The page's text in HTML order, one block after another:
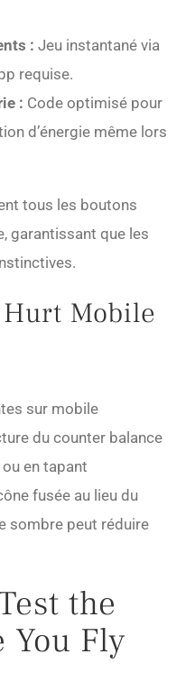
: Jeu instantané via
requise.
: Code optimisé pour
d’énergie même lors
tous les boutons
garantissant que les
Mobile
sur mobile
du counter balance
en tapant
fusée au lieu du
sombre peut réduire
the
You Fly